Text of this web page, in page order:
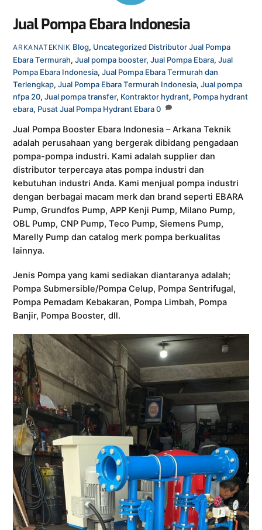
Jual Pompa Ebara Indonesia
ARKANATEKNIK Blog, Uncategorized Distributor Jual Pompa
Ebara Termurah,Jual pompa booster,Jual Pompa Ebara,Jual
Pompa Ebara Indonesia,Jual Pompa Ebara Termurah dan
Terlengkap,Jual Pompa Ebara Termurah Indonesia,Jual pompa
nfpa 20,Jual pompa transfer, Kontraktor hydrant, Pompa hydrant
ebara, Pusat Jual Pompa Hydrant Ebara 0
Jual Pompa Booster Ebara Indonesia – Arkana Teknik
adalah perusahaan yang bergerak dibidang pengadaan
pompa-pompa industri. Kami adalah supplier dan
distributor terpercaya atas pompa industri dan
kebutuhan industri Anda. Kami menjual pompa industri
dengan berbagai macam merk dan brand seperti EBARA
Pump, Grundfos Pump, APP Kenji Pump, Milano Pump,
OBL Pump, CNP Pump, Teco Pump, Siemens Pump,
Marelly Pump dan catalog merk pompa berkualitas
lainnya.
Jenis Pompa yang kami sediakan diantaranya adalah;
Pompa Submersible/Pompa Celup, Pompa Sentrifugal,
Pompa Pemadam Kebakaran, Pompa Limbah, Pompa
Banjir, Pompa Booster, dll.